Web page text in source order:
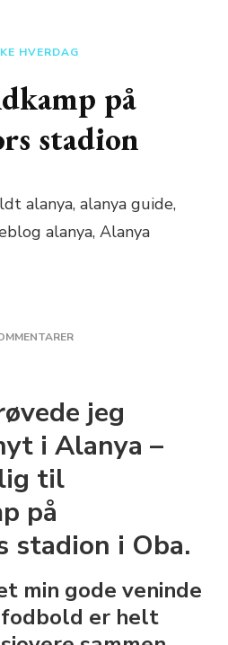
HVERDAG
på
stadion
TIL
ALANYASPORS
STADION
jeg
i Alanya –
til
på
stadion i Oba.
min gode veninde
er helt